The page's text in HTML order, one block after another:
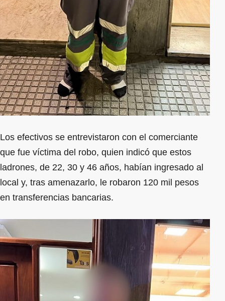
Los efectivos se entrevistaron con el comerciante
que fue víctima del robo, quien indicó que estos
ladrones, de 22, 30 y 46 años, habían ingresado al
local y, tras amenazarlo, le robaron 120 mil pesos
en transferencias bancarias.